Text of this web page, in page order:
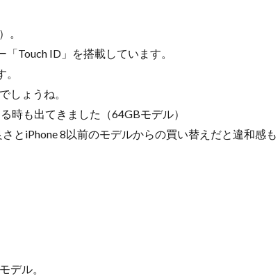
。
Touch ID」を搭載しています。
しょうね。
時も出てきました（64GBモデル）
とiPhone 8以前のモデルからの買い替えだと違和感も
デル。